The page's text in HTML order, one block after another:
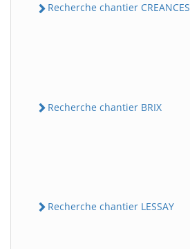
Recherche chantier CREANCES
Recherche chantier BRIX
Recherche chantier LESSAY